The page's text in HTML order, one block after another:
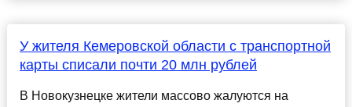
У жителя Кемеровской области с транспортной
карты списали почти 20 млн рублей
В Новокузнецке жители массово жалуются на